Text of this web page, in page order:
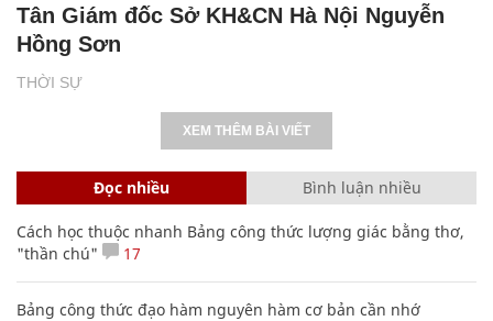
THỜI SỰ
Tân Giám đốc Sở KH&CN Hà Nội Nguyễn
Hồng Sơn
XEM THÊM BÀI VIẾT
Đọc nhiều Bình luận nhiều
Cách học thuộc nhanh Bảng công thức lượng giác bằng thơ,
"thần chú"
17
Bảng công thức đạo hàm nguyên hàm cơ bản cần nhớ